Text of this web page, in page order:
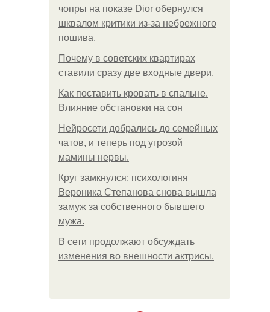
чопры на показе Dior обернулся
шквалом критики из-за небрежного
пошива.
Почему в советских квартирах
ставили сразу две входные двери.
Как поставить кровать в спальне.
Влияние обстановки на сон
Нейросети добрались до семейных
чатов, и теперь под угрозой
мамины нервы.
Круг замкнулся: психологиня
Вероника Степанова снова вышла
замуж за собственного бывшего
мужа.
В сети продолжают обсуждать
изменения во внешности актрисы.